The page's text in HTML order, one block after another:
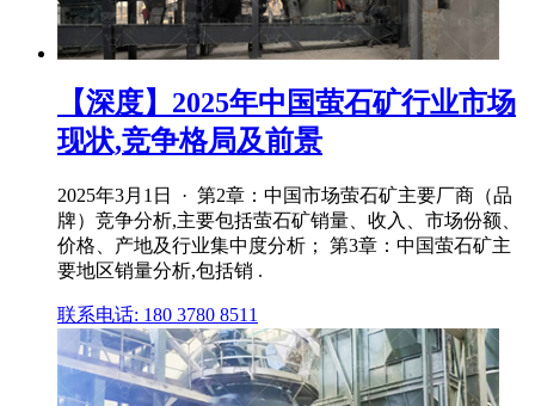
【深度】2025年中国萤石矿行业市场
现状,竞争格局及前景
2025年3月1日 · 第2章：中国市场萤石矿主要厂商（品
牌）竞争分析,主要包括萤石矿销量、收入、市场份额、
价格、产地及行业集中度分析； 第3章：中国萤石矿主
要地区销量分析,包括销 .
联系电话: 180 3780 8511